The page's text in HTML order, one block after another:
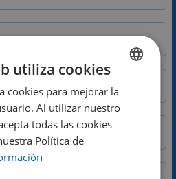
ENGLISH
DUTCH
GERMAN
utiliza cookies
cookies para mejorar la
Al utilizar nuestro
todas las cookies
Política de